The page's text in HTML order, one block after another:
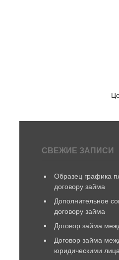
СВЕЖИЕ ЗАПИСИ
Образец графика
договору займа
Дополнительное
договору займа
Договор займа
Договор займа
юридическими